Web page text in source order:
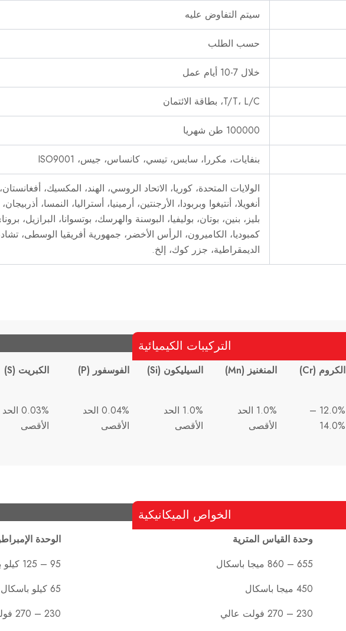
سيتم التفاوض عليه
حسب الطلب
خلال 7-10 أيام عمل
T/T، L/C، بطاقة الائتمان
100000 طن شهريا
بنفايات، مكررا، سابس، تيسي، كانساس، جيس، ISO9001
الولايات المتحدة، كوريا، الاتحاد الروسي، الهند، المكسيك، أفغانستان،
أنغويلا، أنتيغوا وبربودا، الأرجنتين، أرمينيا، أستراليا، النمسا،
بليز، بنين، بوتان، بوليفيا، البوسنة والهرسك، بوتسوانا، البرازيل،
كمبوديا، الكاميرون، الرأس الأخضر، جمهورية أفريقيا الوسطى،
الديمقراطية، جزر كوك، إلخ.
التركيبات الكيميائية
الكروم (Cr) المنغنيز (Mn) السيليكون (Si) الفوسفور (P) الكبريت (S)
12.0% –
14.0%
1.0% الحد
الأقصى
1.0% الحد
الأقصى
0.04% الحد
الأقصى
0.03% الحد
الأقصى
الخواص الميكانيكية
وحدة القياس المترية
الوحدة
655 – 860 ميجا باسكال
95 – 125 كيلو باسكال
450 ميجا باسكال
65 كيلو باسكال
230 – 270 فولت عالي
230 – 270 فولت عالي